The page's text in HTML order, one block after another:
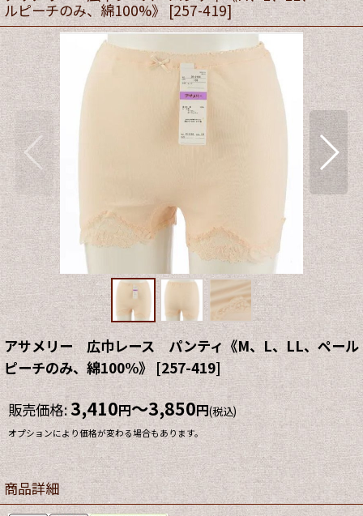
ルピーチのみ、綿100%》 [257-419]
アサメリー 広巾レース パンティ《M、L、LL、ペール
ピーチのみ、綿100%》 [257-419]
販売価格:3,410円～3,850円(税込)
オプションにより価格が変わる場合もあります。
商品詳細